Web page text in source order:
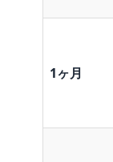
1ヶ月